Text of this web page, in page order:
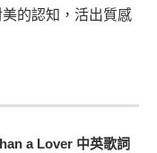
的認知，活出質感
a Lover 中英歌詞